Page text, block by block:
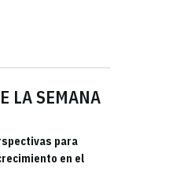
LA SEMANA
para
en el